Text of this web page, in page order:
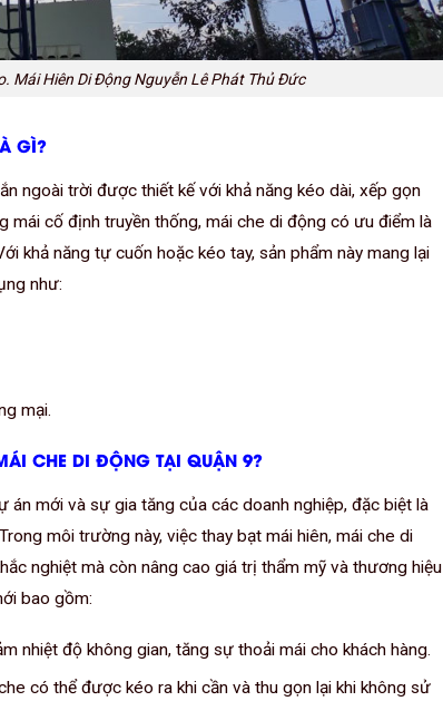
Mái Hiên Di Động Nguyễn Lê Phát Thủ Đức
GÌ?
ngoài trời được thiết kế với khả năng kéo dài, xếp gọn
cố định truyền thống, mái che di động có ưu điểm là
khả năng tự cuốn hoặc kéo tay, sản phẩm này mang lại
như:
mại.
CHE DI ĐỘNG TẠI QUẬN 9?
án mới và sự gia tăng của các doanh nghiệp, đặc biệt là
môi trường này, việc thay bạt mái hiên, mái che di
nghiệt mà còn nâng cao giá trị thẩm mỹ và thương hiệu
bao gồm:
nhiệt độ không gian, tăng sự thoải mái cho khách hàng.
có thể được kéo ra khi cần và thu gọn lại khi không sử